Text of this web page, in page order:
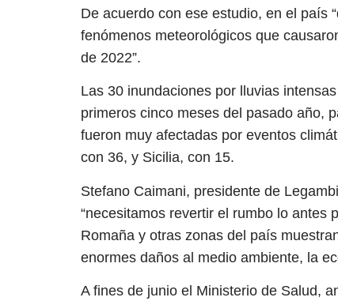
De acuerdo con ese estudio, en el país
fenómenos meteorológicos que
de 2022”.
Las 30 inundaciones por lluvias
primeros cinco meses del pasado año,
fueron muy afectadas por eventos
con 36, y Sicilia, con 15.
Stefano Caimani, presidente de
“necesitamos revertir el rumbo lo antes
Romaña y otras zonas del país
enormes daños al medio ambiente, la
A fines de junio el Ministerio de Salud,